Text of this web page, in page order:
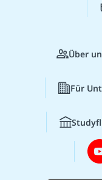
Über
Für